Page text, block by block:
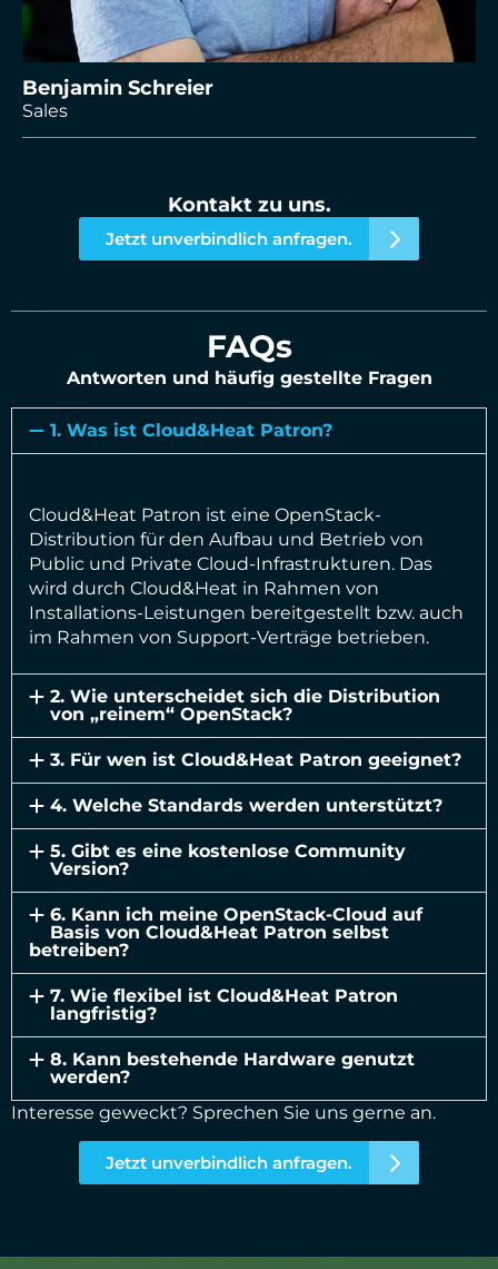
Benjamin Schreier
Sales
Kontakt zu uns.
Jetzt unverbindlich anfragen.
FAQs
Antworten und häufig gestellte Fragen
1. Was ist Cloud&Heat Patron?
Cloud&Heat Patron ist eine OpenStack-
Distribution für den Aufbau und Betrieb von
Public und Private Cloud-Infrastrukturen. Das
wird durch Cloud&Heat in Rahmen von
Installations-Leistungen bereitgestellt bzw. auch
im Rahmen von Support-Verträge betrieben.
2. Wie unterscheidet sich die Distribution
von „reinem“ OpenStack?
3. Für wen ist Cloud&Heat Patron geeignet?
4. Welche Standards werden unterstützt?
5. Gibt es eine kostenlose Community
Version?
6. Kann ich meine OpenStack-Cloud auf
Basis von Cloud&Heat Patron selbst
betreiben?
7. Wie flexibel ist Cloud&Heat Patron
langfristig?
8. Kann bestehende Hardware genutzt
werden?
Interesse geweckt? Sprechen Sie uns gerne an.
Jetzt unverbindlich anfragen.